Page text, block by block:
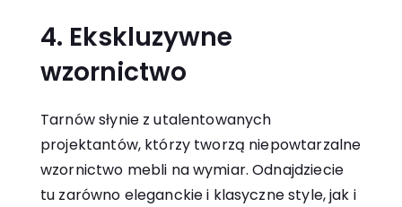
4. Ekskluzywne
wzornictwo
Tarnów słynie z utalentowanych
projektantów, którzy tworzą niepowtarzalne
wzornictwo mebli na wymiar. Odnajdziecie
tu zarówno eleganckie i klasyczne style, jak i